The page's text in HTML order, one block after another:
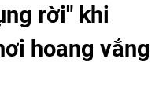
rời" khi
hoang vắng